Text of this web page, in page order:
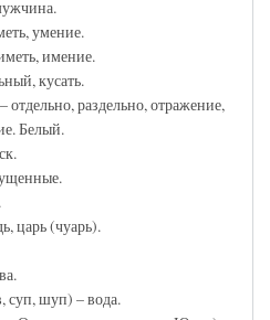
умение.
имение.
кусать.
отдельно, раздельно, отражение,
Белый.
царь (чуарь).
суп, шуп) – вода.